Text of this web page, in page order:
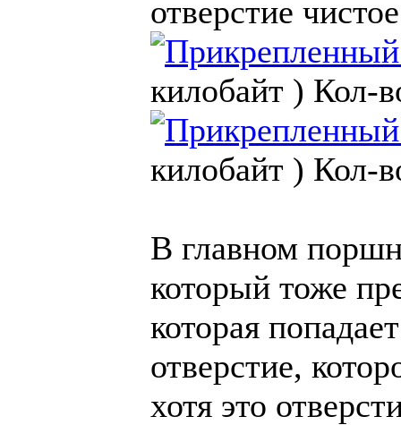
отверстие
килобайт ) Кол-
килобайт ) Кол-
В главном
который тоже
которая
отверстие,
хотя это